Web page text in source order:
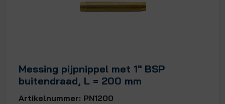
Messing pijpnippel met 1" BSP
buitendraad, L = 200 mm
Artikelnummer: PN1200